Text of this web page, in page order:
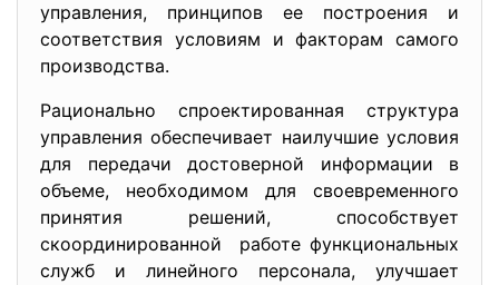
управления, принципов ее построения и
соответствия условиям и факторам самого
производства.
Рационально спроектированная структура
управления обеспечивает наилучшие условия
для передачи достоверной информации в
объеме, необходимом для своевременного
принятия решений, способствует
скоординированной работе функциональных
служб и линейного персонала, улучшает